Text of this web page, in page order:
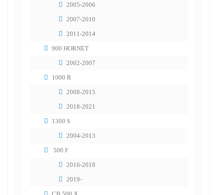
2005-2006
2007-2010
2011-2014
900 HORNET
2002-2007
1000 R
2008-2015
2018-2021
1300 S
2004-2013
500 F
2016-2018
2019-